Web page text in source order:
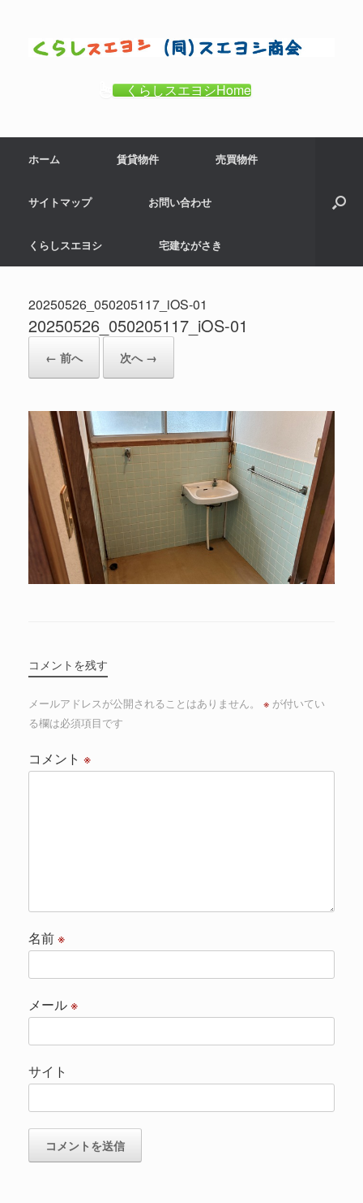
くらしスエヨシHome
ホーム 賃貸物件 売買物件
サイトマップ お問い合わせ
くらしスエヨシ 宅建ながさき
20250526_050205117_iOS-01
20250526_050205117_iOS-01
← 前へ 次へ →
コメントを残す
メールアドレスが公開されることはありません。 ※ が付いてい
る欄は必須項目です
コメント ※
名前※
メール※
サイト